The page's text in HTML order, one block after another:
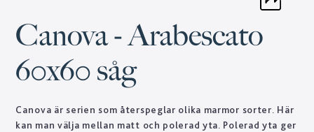
Canova - Arabescato
60x60 såg
Canova är serien som återspeglar olika marmor sorter. Här
kan man välja mellan matt och polerad yta. Polerad yta ger